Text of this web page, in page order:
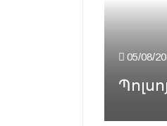
05/08/